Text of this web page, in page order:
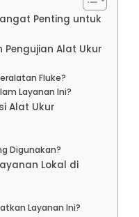
Penting untuk
Alat Ukur
Fluke?
Layanan Ini?
Alat Ukur
Digunakan?
Lokal di
Layanan Ini?